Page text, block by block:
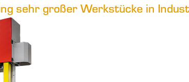
sehr großer Werkstücke in